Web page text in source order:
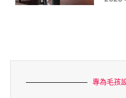
專為毛孩